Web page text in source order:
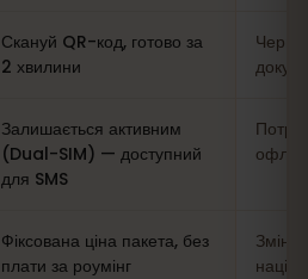
Скануй QR-код, готово за
2 хвилини
Залишається активним
(Dual-SIM) — доступний
для SMS
Фіксована ціна пакета, без
плати за роумінг